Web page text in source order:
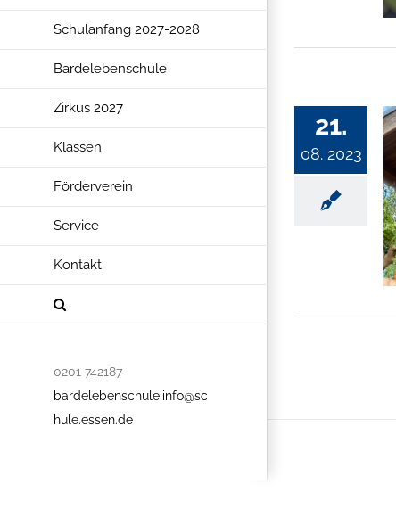
Schulanfang 2027-2028
Bardelebenschule
Zirkus 2027
Klassen
Förderverein
Service
Kontakt
0201 742187
bardelebenschule.info@sc
hule.essen.de
21.
08. 2023